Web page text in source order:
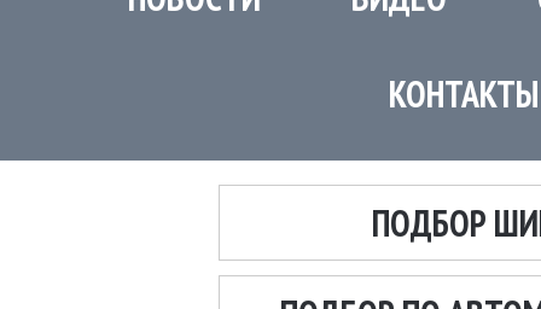
КОНТАКТЫ
ПОДБОР